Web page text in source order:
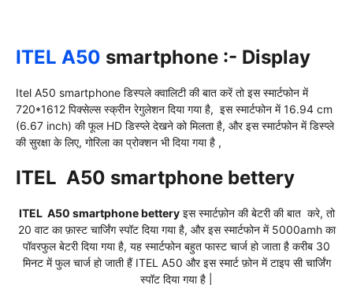
ITEL A50 smartphone :- Display
Itel A50 smartphone डिस्पले क्वालिटी की बात करें तो इस स्मार्टफोन में
720*1612 पिक्सेल्स स्क्रीन रेगुलेशन दिया गया है, इस स्मार्टफोन में16.94 cm
(6.67 inch) की फूल HD डिस्प्ले देखने को मिलता है, और इस स्मार्टफोन में डिस्प्ले
कीसुरक्षा के लिए, गोरिला का प्रोक्शन भी दिया गया है ,
ITEL A50 smartphone bettery
ITEL A50 smartphone betteryइस स्मार्टफ़ोन की बेटरी की बात करे, तो
20 वाट का फ़ास्ट चार्जिंग स्पॉट दिया गया है, और इस स्मार्टफोन में 5000amh का
पॉवरफुल बेटरी दिया गया है, यह स्मार्टफोन बहुत फास्ट चार्ज हो जाता है करीब 30
मिनट में फुल चार्ज हो जाती हैं ITEL A50 और इस स्मार्ट फ़ोन में टाइप सी चार्जिंग
स्पॉट दिया गया है |